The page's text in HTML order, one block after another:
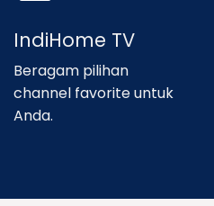
IndiHome TV
Beragam pilihan
channel favorite untuk
Anda.